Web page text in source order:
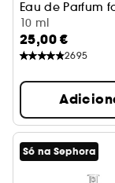
Eau de Parfum
10 ml
25,00 €
2695
Só na Sephora